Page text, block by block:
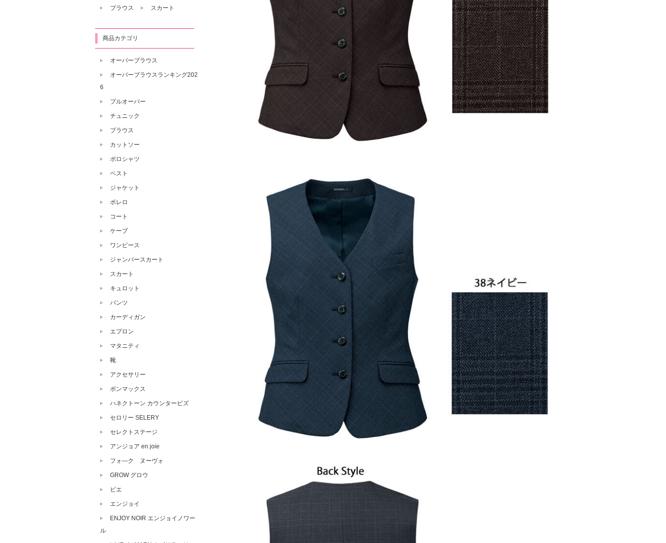
ブラウス
スカート
商品カテゴリ
オーバーブラウス
オーバーブラウスランキング202
6
プルオーバー
チュニック
ブラウス
カットソー
ポロシャツ
ベスト
ジャケット
ボレロ
コート
ケープ
ワンピース
ジャンパースカート
スカート
キュロット
パンツ
カーディガン
エプロン
マタニティ
靴
アクセサリー
ボンマックス
ハネクトーン カウンタービズ
セロリー SELERY
セレクトステージ
アンジョア en joie
フォ―ク ヌーヴォ
GROW グロウ
ピエ
エンジョイ
ENJOY NOIR エンジョイノワー
ル